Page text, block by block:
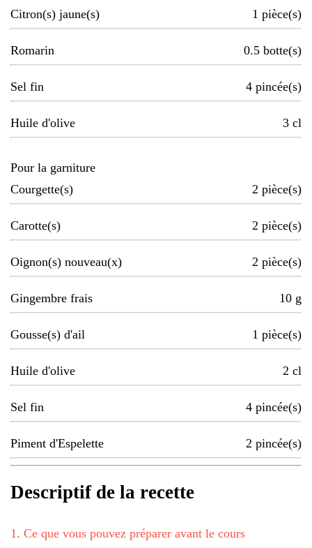
Citron(s) jaune(s) 1 pièce(s)
Romarin 0.5 botte(s)
Sel fin 4 pincée(s)
Huile d'olive 3 cl
Pour la garniture
Courgette(s)
2 pièce(s)
Carotte(s) 2 pièce(s)
Oignon(s) nouveau(x) 2 pièce(s)
Gingembre frais 10 g
Gousse(s) d'ail 1 pièce(s)
Huile d'olive 2 cl
Sel fin 4 pincée(s)
Piment d'Espelette 2 pincée(s)
Descriptif de la recette
1 . Ce que vous pouvez préparer avant le cours